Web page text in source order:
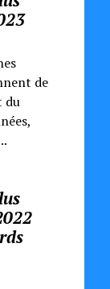
de
du